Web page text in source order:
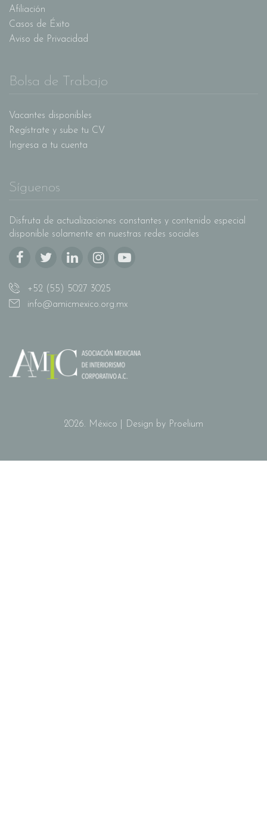
Afiliación
Casos de Éxito
Aviso de Privacidad
Bolsa de Trabajo
Vacantes disponibles
Regístrate y sube tu CV
Ingresa a tu cuenta
Síguenos
Disfruta de actualizaciones constantes y contenido especial
disponible solamente en nuestras redes sociales
+52 (55) 5027 3025
info@amicmexico.org.mx
2026. México | Design by Proelium